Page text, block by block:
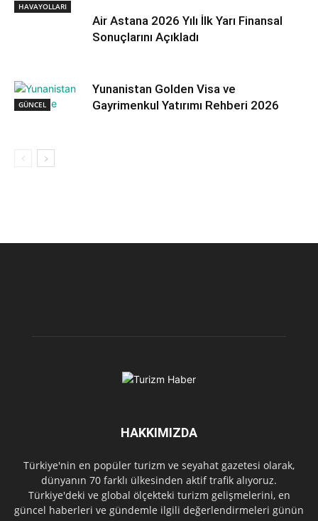
HAVAYOLLARI
Air Astana 2026 Yılı İlk Yarı Finansal
Sonuçlarını Açıkladı
GÜNCEL
Yunanistan Golden Visa ve
Gayrimenkul Yatırımı Rehberi 2026
HAKKIMIZDA
Türkiye'nin en popüler turizm ve seyahat gazetesi olarak,
dünyanın 70 farklı ülkesinden aktif trafik alıyoruz.
Türkiye'deki ve global ölçekteki turizm gelişmelerini, en
güncel haberleri ve gündemle ilgili değerlendirmeleri günün